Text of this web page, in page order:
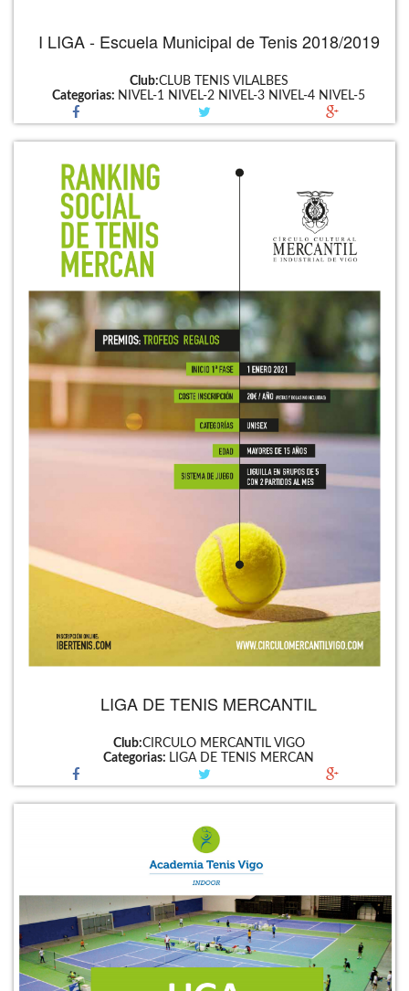
I LIGA - Escuela Municipal de Tenis 2018/2019
Club:CLUB TENIS VILALBES
Categorias: NIVEL-1 NIVEL-2 NIVEL-3 NIVEL-4 NIVEL-5
LIGA DE TENIS MERCANTIL
Club:CIRCULO MERCANTIL VIGO
Categorias: LIGA DE TENIS MERCAN